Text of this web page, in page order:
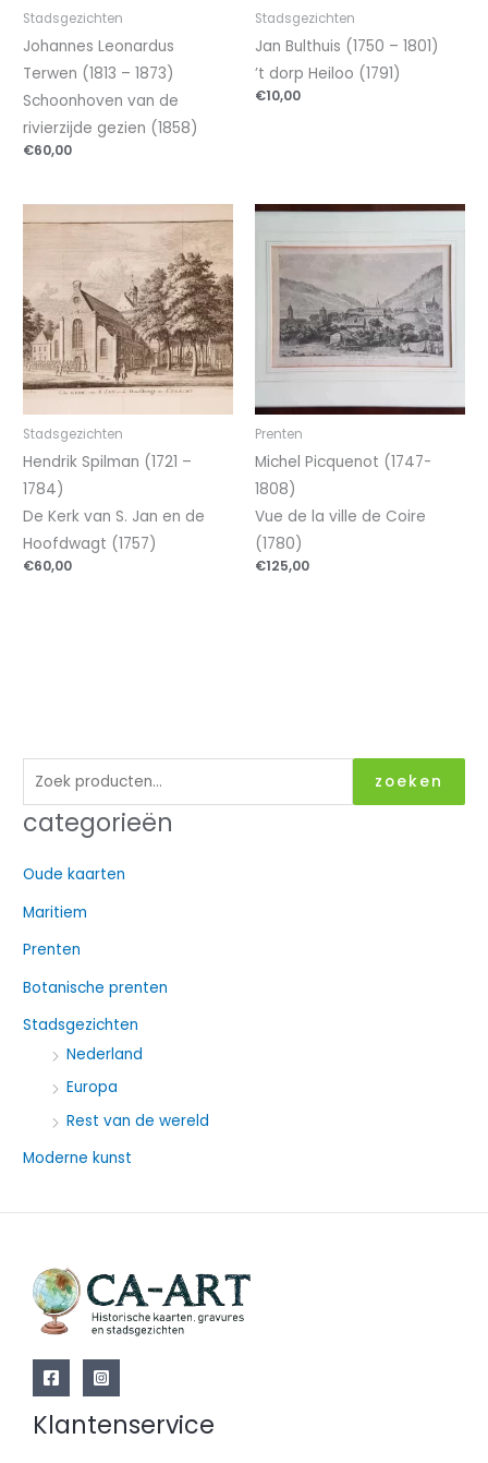
o
e
n
n
a
zoeken
categorieën
Oude kaarten
Maritiem
Prenten
Botanische prenten
Stadsgezichten
Nederland
Europa
Rest van de wereld
Moderne kunst
Stadsgezichten
Johannes Leonardus
Terwen (1813 – 1873)
Schoonhoven van de
rivierzijde gezien (1858)
€60,00
Stadsgezichten
Jan Bulthuis (1750 – 1801)
’t dorp Heiloo (1791)
€10,00
Stadsgezichten
Hendrik Spilman (1721 –
1784)
De Kerk van S. Jan en de
Hoofdwagt (1757)
€60,00
Prenten
Michel Picquenot (1747-
1808)
Vue de la ville de Coire
(1780)
€125,00
Klantenservice